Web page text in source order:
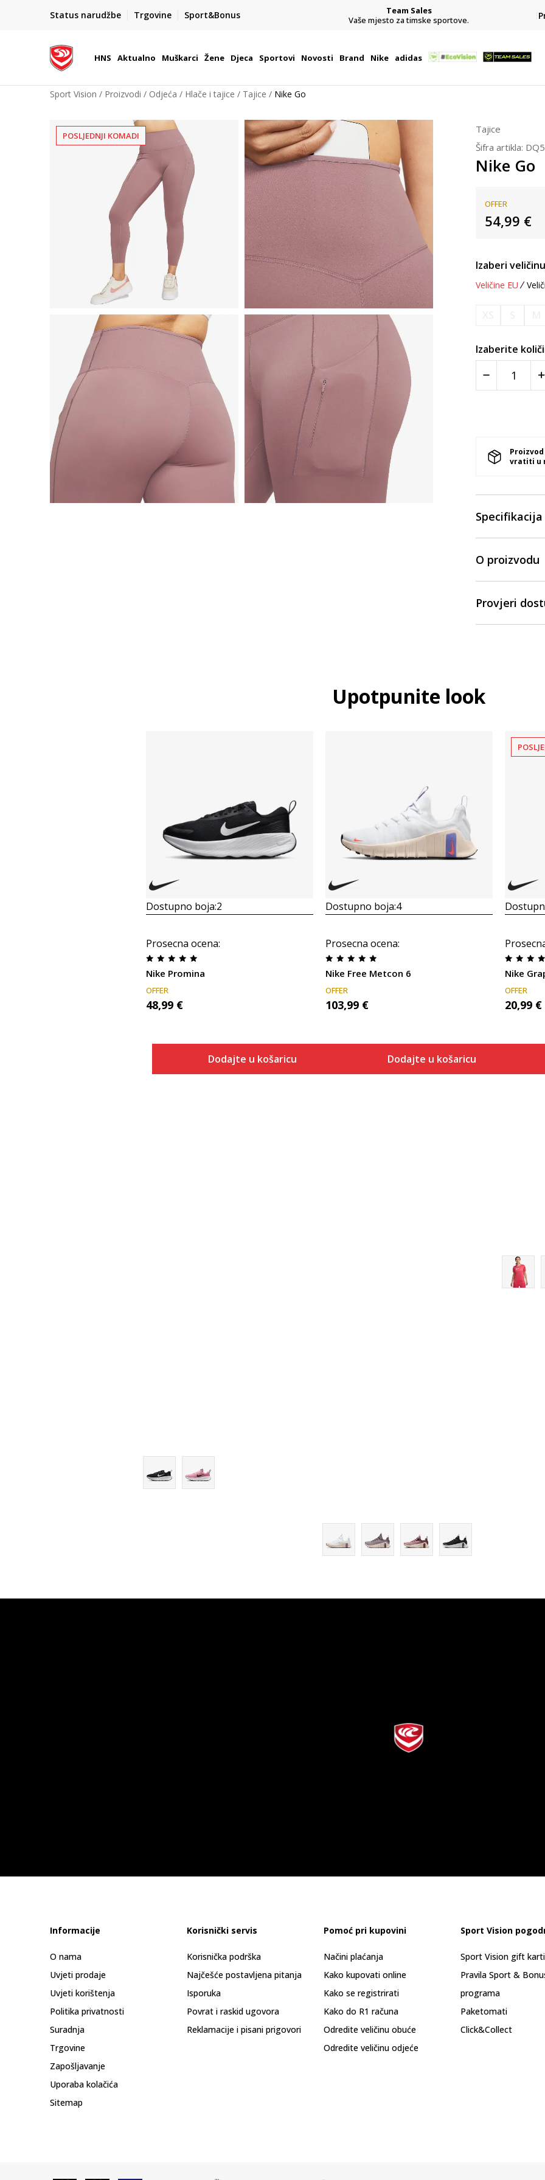
Status narudžbe Trgovine Sport&Bonus
BOX NOW
Dostava 1,50 €
| Više od 800 paketomata u Hrvatskoj
Team Sales
Vaše mjesto za timske sportove.
HNS Aktualno Muškarci Žene Djeca Sportovi Novosti Brand Nike adidas
Sport Vision Proizvodi Odjeća Hlače i tajice Tajice Nike Go
POSLJEDNJI KOMADI
Tajice
Šifra artikla:
Nike Go
OFFER
54,99 €
Izaberi
Veličine EU
Izaberite
vratiti u
Specifikacija
O proizvodu
Provjeri
Upotpunite look
Dostupno boja:2
Prosecna ocena:
Nike Promina
OFFER
48,99 €
Dodajte u košaricu
Dostupno boja:4
Prosecna ocena:
Nike Free Metcon 6
OFFER
103,99 €
Dodajte u košaricu
Nike
OFFER
20,99 €
Informacije
O nama
Uvjeti prodaje
Uvjeti korištenja
Politika privatnosti
Suradnja
Trgovine
Zapošljavanje
Uporaba kolačića
Sitemap
Korisnički servis
Korisnička podrška
Najčešće postavljena pitanja
Isporuka
Povrat i raskid ugovora
Reklamacije i pisani prigovori
Pomoć pri kupovini
Načini plaćanja
Kako kupovati online
Kako se registrirati
Kako do R1 računa
Odredite veličinu obuće
Odredite veličinu odjeće
Sport Vision
Sport Vision gift
Pravila Sport &
programa
Paketomati
Click&Collect